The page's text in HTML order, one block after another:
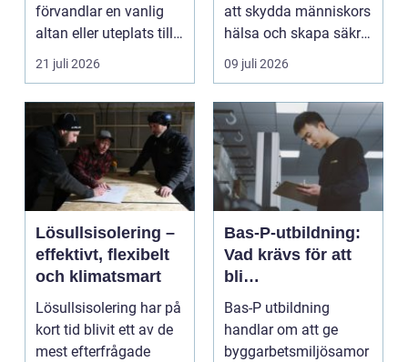
förvandlar en vanlig
altan eller uteplats till
ett extra rum under
somma...
21 juli 2026
att skydda människors
hälsa och skapa säkra
m...
09 juli 2026
Lösullsisolering –
effektivt, flexibelt
och klimatsmart
Lösullsisolering har på
kort tid blivit ett av de
mest efterfrågade
Bas-P-utbildning:
Vad krävs för att
bli
byggarbetsmiljösa
mordnare?
Bas-P utbildning
handlar om att ge
byggarbetsmiljösamor